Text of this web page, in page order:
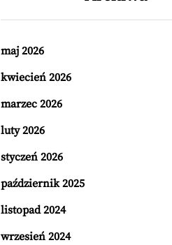
maj 2026
kwiecień 2026
marzec 2026
luty 2026
styczeń 2026
październik 2025
listopad 2024
wrzesień 2024